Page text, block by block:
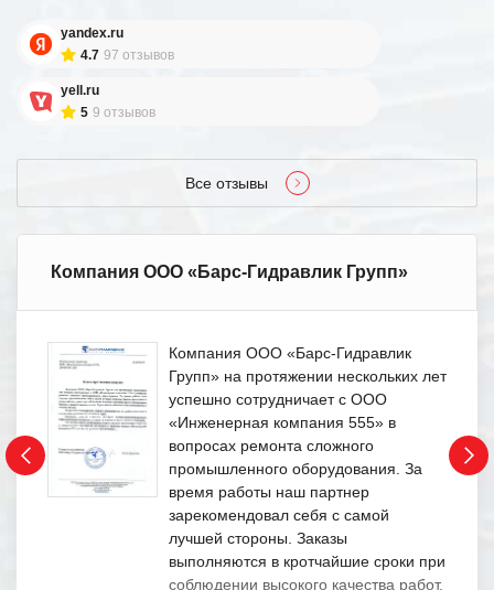
yandex.ru
4.7 97 отзывов
yell.ru
5 9 отзывов
Все отзывы
Компания ООО «Барс-Гидравлик Групп»
Компания ООО «Барс-Гидравлик
Групп» на протяжении нескольких лет
успешно сотрудничает с ООО
«Инженерная компания 555» в
вопросах ремонта сложного
промышленного оборудования. За
время работы наш партнер
зарекомендовал себя с самой
лучшей стороны. Заказы
выполняются в кротчайшие сроки при
соблюдении высокого качества работ.